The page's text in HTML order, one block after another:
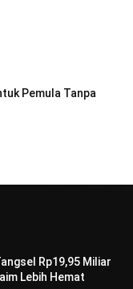
Pemula Tanpa
Rp19,95 Miliar
Lebih Hemat